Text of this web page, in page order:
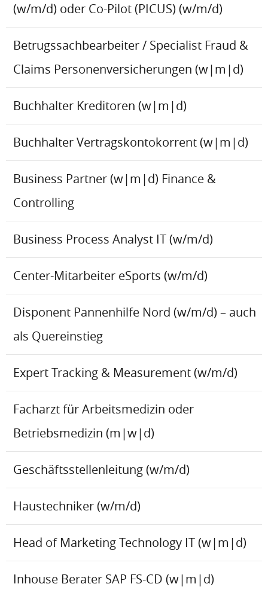
(w/m/d) oder Co-Pilot (PICUS) (w/m/d)
Betrugssachbearbeiter / Specialist Fraud &
Claims Personenversicherungen (w|m|d)
Buchhalter Kreditoren (w|m|d)
Buchhalter Vertragskontokorrent (w|m|d)
Business Partner (w|m|d) Finance &
Controlling
Business Process Analyst IT (w/m/d)
Center-Mitarbeiter eSports (w/m/d)
Disponent Pannenhilfe Nord (w/m/d) – auch
als Quereinstieg
Expert Tracking & Measurement (w/m/d)
Facharzt für Arbeitsmedizin oder
Betriebsmedizin (m|w|d)
Geschäftsstellenleitung (w/m/d)
Haustechniker (w/m/d)
Head of Marketing Technology IT (w|m|d)
Inhouse Berater SAP FS-CD (w|m|d)